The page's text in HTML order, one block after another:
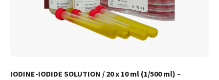
IODINE-IODIDE SOLUTION / 20 x 10 ml (1/500 ml)–